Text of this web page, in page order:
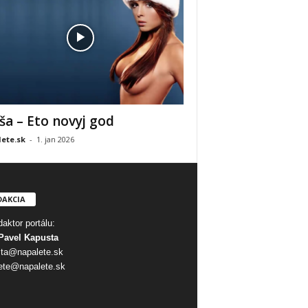
– Eto novyj god
- 1. jan 2026
portálu:
Kapusta